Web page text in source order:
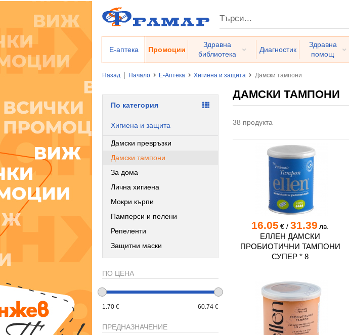
Е-аптека Промоции
Здравна
библиотека
Диагностик
Здравна
помощ
Назад | Начало Е-Аптека Хигиена и защита Дамски тампони
ДАМСКИ ТАМПОНИ
38 продукта
16.05 € /31.39 лв.
ЕЛЛЕН ДАМСКИ
ПРОБИОТИЧНИ ТАМПОНИ
СУПЕР * 8
По категория
Хигиена и защита
Дамски превръзки
Дамски тампони
За дома
Лична хигиена
Мокри кърпи
Памперси и пелени
Репеленти
Защитни маски
ПО ЦЕНА
1.70 € 60.74 €
ПРЕДНАЗНАЧЕНИЕ